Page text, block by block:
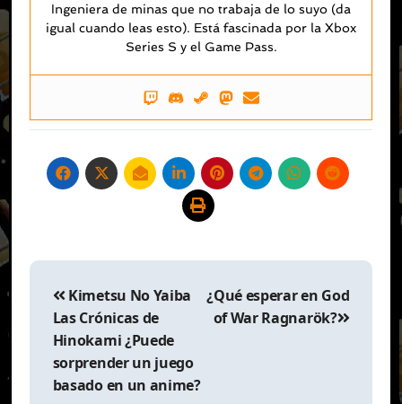
Ingeniera de minas que no trabaja de lo suyo (da
igual cuando leas esto). Está fascinada por la Xbox
Series S y el Game Pass.
Navegación
entradas
Kimetsu No Yaiba
Las Crónicas de
Hinokami ¿Puede
sorprender un juego
basado en un anime?
¿Qué esperar en God
of War Ragnarök?